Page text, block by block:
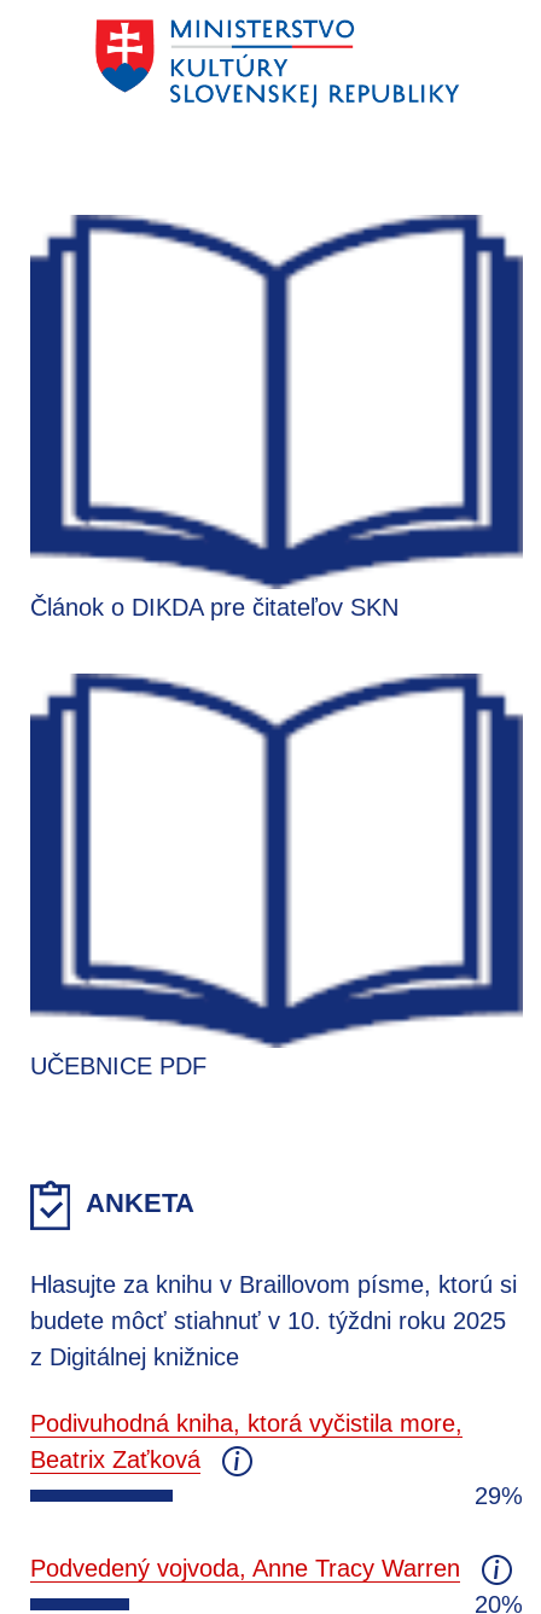
Článok o DIKDA pre čitateľov SKN
UČEBNICE PDF
ANKETA
Hlasujte za knihu v Braillovom písme, ktorú si
budete môcť stiahnuť v 10. týždni roku 2025
z Digitálnej knižnice
Podivuhodná kniha, ktorá vyčistila more,
Beatrix Zaťková
29%
Podvedený vojvoda, Anne Tracy Warren
20%